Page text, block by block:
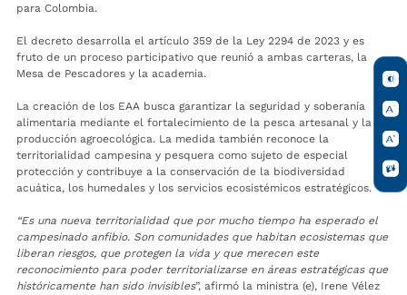
para Colombia.
El decreto desarrolla el artículo 359 de la Ley 2294 de 2023 y es
fruto de un proceso participativo que reunió a ambas carteras, la
Mesa de Pescadores y la academia.
La creación de los EAA busca garantizar la seguridad y soberanía
alimentaria mediante el fortalecimiento de la pesca artesanal y la
producción agroecológica. La medida también reconoce la
territorialidad campesina y pesquera como sujeto de especial
protección y contribuye a la conservación de la biodiversidad
acuática, los humedales y los servicios ecosistémicos estratégicos.
“Es una nueva territorialidad que por mucho tiempo ha esperado el
campesinado anfibio. Son comunidades que habitan ecosistemas que
liberan riesgos, que protegen la vida y que merecen este
reconocimiento para poder territorializarse en áreas estratégicas que
históricamente han sido invisibles”, afirmó la ministra (e), Irene Vélez